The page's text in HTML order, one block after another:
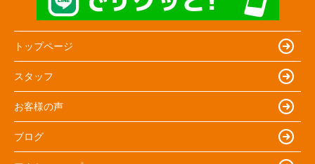
トップページ
スタッフ
お客様の声
ブログ